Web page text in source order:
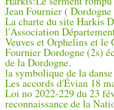
Jean Fournier ( Dordogne
La charte du site Harkis
l'Association
Veuves et Orphelins et le
Fournier Dordogne (2s)
de la Dordogne.
la symbolique de la
Les accords d'Évian 18
Loi no 2022-229 du 23
reconnaissance de la